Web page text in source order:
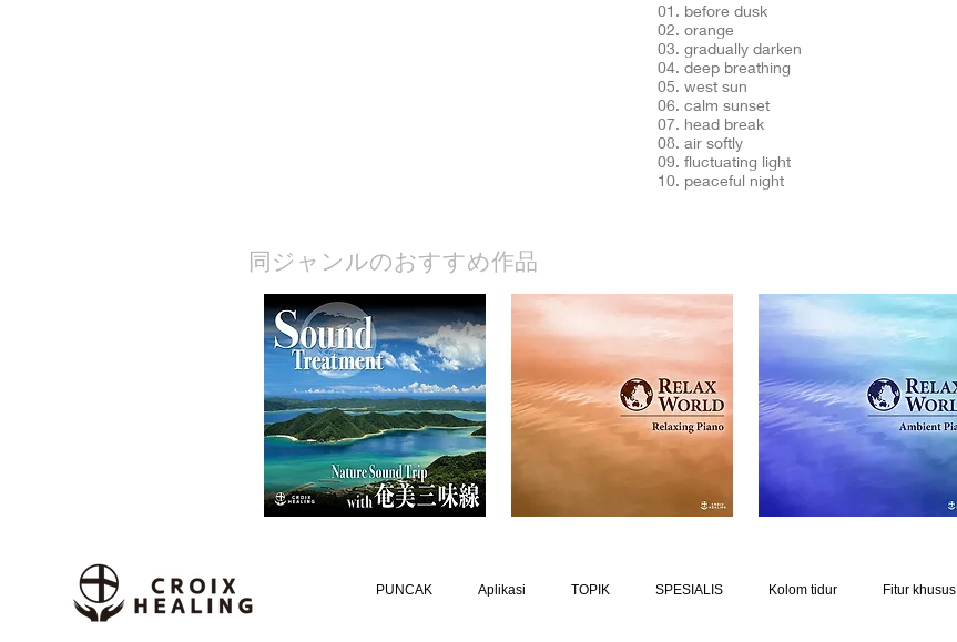
01. before dusk
02. orange
03. gradually darken
04. deep breathing
05. west sun
06. calm sunset
07. head break
08. air softly
09. fluctuating light
10. peaceful night
​同ジャンルのおすすめ作品
PUNCAK Aplikasi TOPIK SPESIALIS Kolom tidur Fitur khusus